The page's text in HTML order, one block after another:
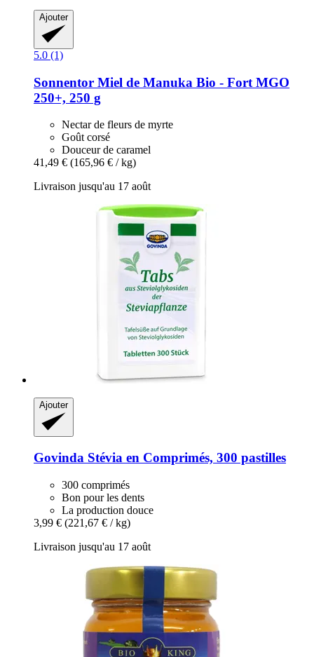
Ajouter
5.0 (1)
Sonnentor Miel de Manuka Bio -​ Fort MGO
250+, 250 g
Nectar de fleurs de myrte
Goût corsé
Douceur de caramel
41,49 € (165,96 € / kg)
Livraison jusqu'au 17 août
Ajouter
Govinda Stévia en Comprimés, 300 pastilles
300 comprimés
Bon pour les dents
La production douce
3,99 € (221,67 € / kg)
Livraison jusqu'au 17 août